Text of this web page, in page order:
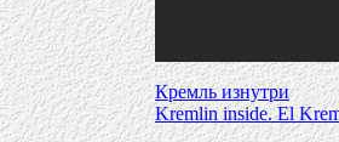
Кремль изнутри
Kremlin inside. El